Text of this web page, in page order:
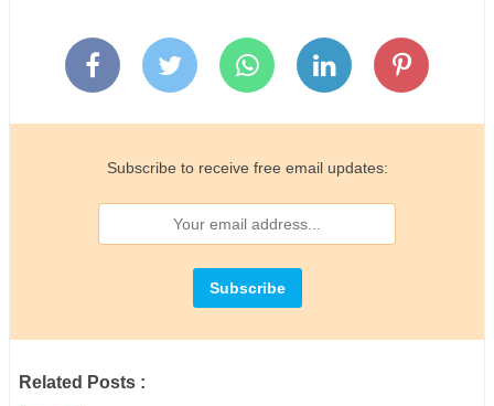
Subscribe to receive free email updates:
Related Posts :